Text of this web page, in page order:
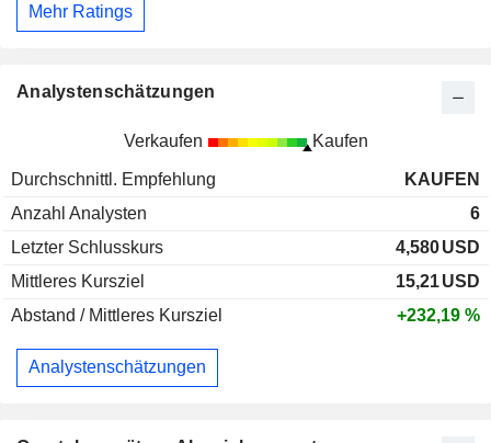
Mehr Ratings
Analystenschätzungen
Verkaufen Kaufen
Durchschnittl. Empfehlung
KAUFEN
Anzahl Analysten
6
Letzter Schlusskurs
4,580USD
Mittleres Kursziel
15,21USD
Abstand / Mittleres Kursziel
+232,19 %
Analystenschätzungen